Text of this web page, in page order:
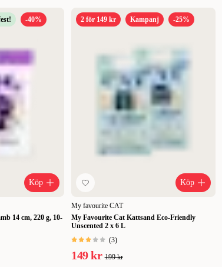
-40%
Köp
14 cm, 220 g, 10-
2 för 149 kr Kampanj -25%
Köp
My favourite CAT
My Favourite Cat Kattsand Eco-Friendly
Unscented 2 x 6 L
(3)
149 kr 199 kr